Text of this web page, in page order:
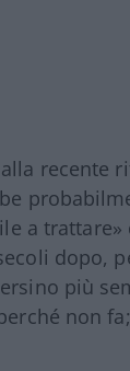
recente
a
dopo,
più
non